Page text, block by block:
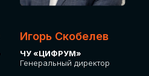
Игорь Скобелев
ЧУ «ЦИФРУМ»
Генеральный директор